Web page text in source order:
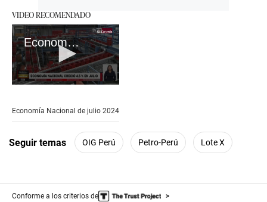
VIDEO RECOMENDADO
Economía Nacional de julio 2024
of
Economía Nacional de julio 2024
Seguir temas OIG Perú Petro-Perú Lote X
Conforme a los criterios de